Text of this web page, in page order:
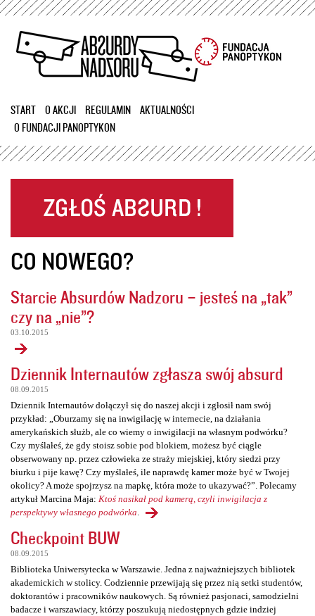
Przejdź
treści
START O AKCJI REGULAMIN
AKTUALNOŚCI
O FUNDACJI PANOPTYKON
CO NOWEGO?
Starcie Absurdów Nadzoru – jesteś na „tak”
czy na „nie”?
03.10.2015
Dziennik Internautów zgłasza swój absurd
08.09.2015
Dziennik Internautów dołączył się do naszej akcji i zgłosił nam swój
przykład: „Oburzamy się na inwigilację w internecie, na działania
amerykańskich służb, ale co wiemy o inwigilacji na własnym podwórku?
Czy myślałeś, że gdy stoisz sobie pod blokiem, możesz być ciągle
obserwowany np. przez człowieka ze straży miejskiej, który siedzi przy
biurku i pije kawę? Czy myślałeś, ile naprawdę kamer może być w Twojej
okolicy? A może spojrzysz na mapkę, która może to ukazywać?”. Polecamy
artykuł Marcina Maja: Ktoś nasikał pod kamerą, czyli inwigilacja z
perspektywy własnego podwórka
Checkpoint BUW
08.09.2015
Biblioteka Uniwersytecka w Warszawie. Jedna z najważniejszych bibliotek
akademickich w stolicy. Codziennie przewijają się przez nią setki studentów,
doktorantów i pracowników naukowych. Są również pasjonaci, samodzielni
badacze i warszawiacy, którzy poszukują niedostępnych gdzie indziej